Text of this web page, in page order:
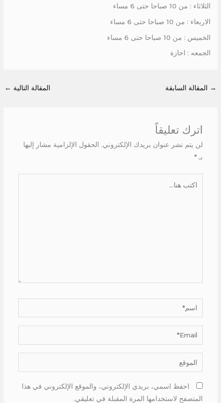
الثلاثاء : من 10 صباحا حتى 6 مساء
الاربعاء : من 10 صباحا حتى 6 مساء
الخميس : من 10 صباحا حتى 6 مساء
الجمعه : اجازة
→ المقالة السابقة المقالة التالية ←
اترك تعليقاً
لن يتم نشر عنوان بريدك الإلكتروني. الحقول الإلزامية مشار إليها
بـ *
اسم*
Email*
الموقع
احفظ اسمي، بريدي الإلكتروني، والموقع الإلكتروني في هذا
المتصفح لاستخدامها المرة المقبلة في تعليقي.